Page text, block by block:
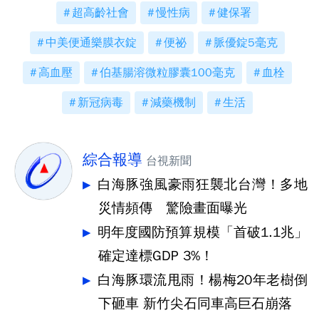
超高齡社會 慢性病 健保署
中美便通樂膜衣錠 便祕 脈優錠5毫克
高血壓 伯基腸溶微粒膠囊100毫克 血栓
新冠病毒 減藥機制 生活
綜合報導 台視新聞
白海豚強風豪雨狂襲北台灣！多地
災情頻傳 驚險畫面曝光
明年度國防預算規模「首破1.1兆」
確定達標GDP 3%！
白海豚環流甩雨！楊梅20年老樹倒
下砸車 新竹尖石同車高巨石崩落